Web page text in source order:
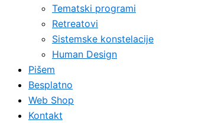
Tematski programi
Retreatovi
Sistemske konstelacije
Human Design
Pišem
Besplatno
Web Shop
Kontakt